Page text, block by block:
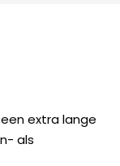
extra lange
als